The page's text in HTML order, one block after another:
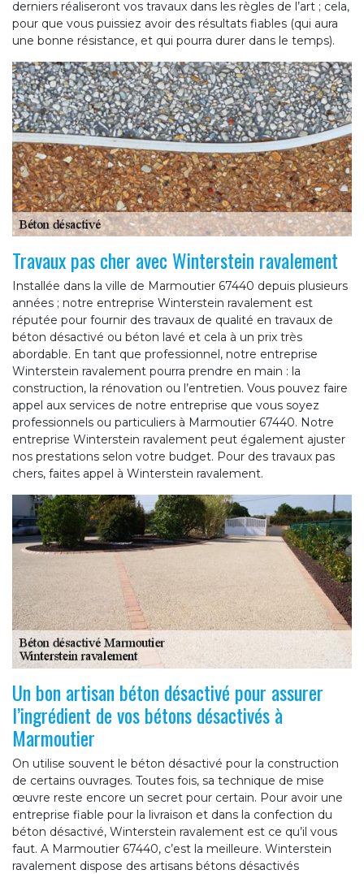
derniers réaliseront vos travaux dans les règles de l’art ; cela,
pour que vous puissiez avoir des résultats fiables (qui aura
une bonne résistance, et qui pourra durer dans le temps).
Travaux pas cher avec Winterstein ravalement
Installée dans la ville de Marmoutier 67440 depuis plusieurs
années ; notre entreprise Winterstein ravalement est
réputée pour fournir des travaux de qualité en travaux de
béton désactivé ou béton lavé et cela à un prix très
abordable. En tant que professionnel, notre entreprise
Winterstein ravalement pourra prendre en main : la
construction, la rénovation ou l’entretien. Vous pouvez faire
appel aux services de notre entreprise que vous soyez
professionnels ou particuliers à Marmoutier 67440. Notre
entreprise Winterstein ravalement peut également ajuster
nos prestations selon votre budget. Pour des travaux pas
chers, faites appel à Winterstein ravalement.
Un bon artisan béton désactivé pour assurer
l’ingrédient de vos bétons désactivés à
Marmoutier
On utilise souvent le béton désactivé pour la construction
de certains ouvrages. Toutes fois, sa technique de mise
œuvre reste encore un secret pour certain. Pour avoir une
entreprise fiable pour la livraison et dans la confection du
béton désactivé, Winterstein ravalement est ce qu’il vous
faut. A Marmoutier 67440, c’est la meilleure. Winterstein
ravalement dispose des artisans bétons désactivés